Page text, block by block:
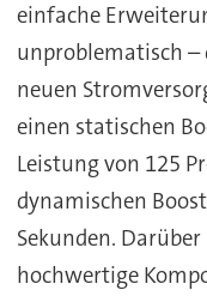
einfache
unproblematisch –
neuen
einen statischen
Leistung von 125
dynamischen
Sekunden.
hochwertige